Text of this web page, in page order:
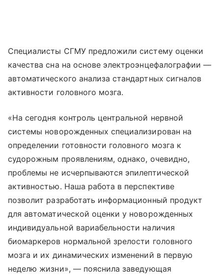
Специалисты СГМУ предложили систему оценки
качества сна на основе электроэнцефалографии —
автоматического анализа стандартных сигналов
активности головного мозга.
«На сегодня контроль центральной нервной
системы новорожденных специализирован на
определении готовности головного мозга к
судорожным проявлениям, однако, очевидно,
проблемы не исчерпываются эпилептической
активностью. Наша работа в перспективе
позволит разработать информационный продукт
для автоматической оценки у новорожденных
индивидуальной вариабельности наличия
биомаркеров нормальной зрелости головного
мозга и их динамических изменений в первую
неделю жизни», — пояснила заведующая